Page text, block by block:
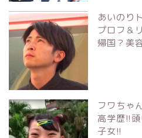
あいのり
プロフ＆
帰国？美
フワちゃ
高学歴!!
子女!!